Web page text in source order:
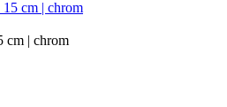
cm | chrom